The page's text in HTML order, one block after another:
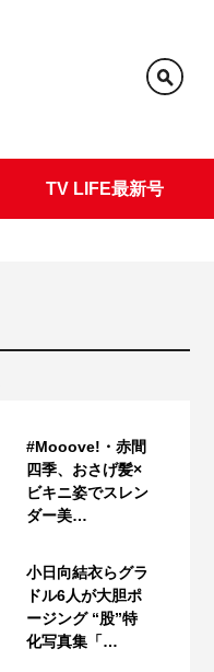
TV LIFE最新号
#Mooove!・赤間
四季、おさげ髪×
ビキニ姿でスレン
ダー美…
小日向結衣らグラ
ドル6人が大胆ポ
ージング “股”特
化写真集「…